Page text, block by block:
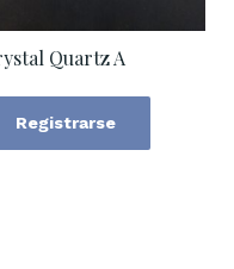
Quartz A
Registrarse